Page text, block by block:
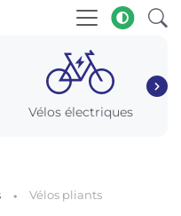
Vélos électriques
Vélos pliants